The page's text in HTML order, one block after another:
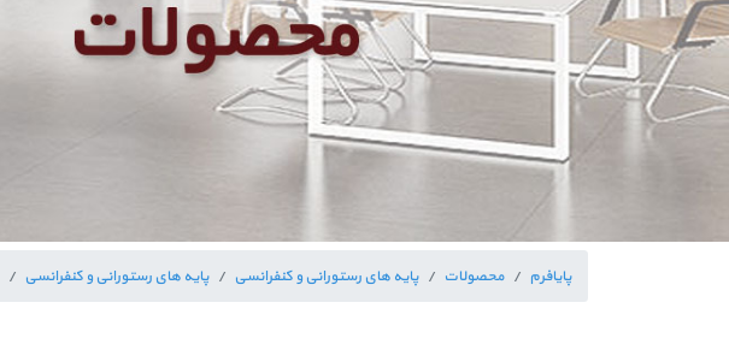
پایافرم محصولات پایه های رستورانی و کنفرانسی پایه های رستورانی و کنفرانسی